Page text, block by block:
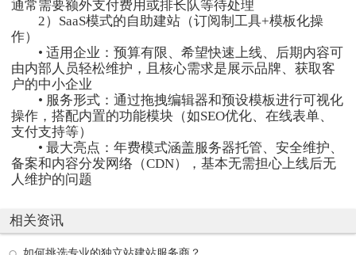
通常需要额外支付费用或排长队等待处理
2）SaaS模式的自助建站（订阅制工具+模板化操
作）
• 适用企业：预算有限、希望快速上线、后期内容可
由内部人员轻松维护，且核心需求是展示品牌、获取客
户的中小企业
• 服务形式：通过拖拽编辑器和预设模板进行可视化
操作，搭配内置的功能模块（如SEO优化、在线表单、
支付支持等）
• 最大亮点：年费模式涵盖服务器托管、安全维护、
备案和内容分发网络（CDN），基本无需担心上线后无
人维护的问题
相关资讯